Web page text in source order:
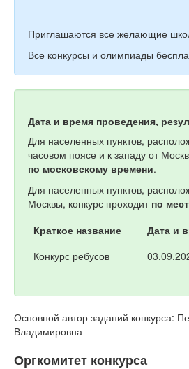
Приглашаются все желающие
Все конкурсы и олимпиады
Дата и время проведения,
Для населенных пунктов,
часовом поясе и к западу от
по московскому времени.
Для населенных пунктов,
Москвы, конкурс проходит по
Краткое название
Дата и
Конкурс ребусов
Основной автор заданий конкурса:
Владимировна
Оргкомитет конкурса